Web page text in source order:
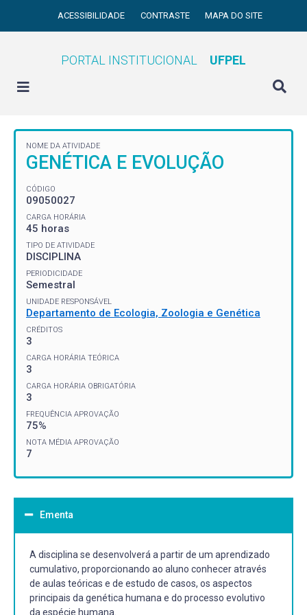
ACESSIBILIDADE CONTRASTE MAPA DO SITE
PORTAL INSTITUCIONAL UFPEL
NOME DA ATIVIDADE
GENÉTICA E EVOLUÇÃO
CÓDIGO
09050027
CARGA HORÁRIA
45 horas
TIPO DE ATIVIDADE
DISCIPLINA
PERIODICIDADE
Semestral
UNIDADE RESPONSÁVEL
Departamento de Ecologia, Zoologia e Genética
CRÉDITOS
3
CARGA HORÁRIA TEÓRICA
3
CARGA HORÁRIA OBRIGATÓRIA
3
FREQUÊNCIA APROVAÇÃO
75%
NOTA MÉDIA APROVAÇÃO
7
Ementa
A disciplina se desenvolverá a partir de um aprendizado
cumulativo, proporcionando ao aluno conhecer através
de aulas teóricas e de estudo de casos, os aspectos
principais da genética humana e do processo evolutivo
da espécie humana.